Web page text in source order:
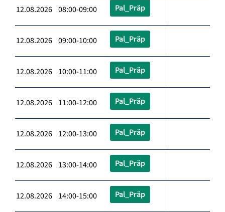
12.08.2026 08:00-09:00 Pal_Präp
12.08.2026 09:00-10:00 Pal_Präp
12.08.2026 10:00-11:00 Pal_Präp
12.08.2026 11:00-12:00 Pal_Präp
12.08.2026 12:00-13:00 Pal_Präp
12.08.2026 13:00-14:00 Pal_Präp
12.08.2026 14:00-15:00 Pal_Präp